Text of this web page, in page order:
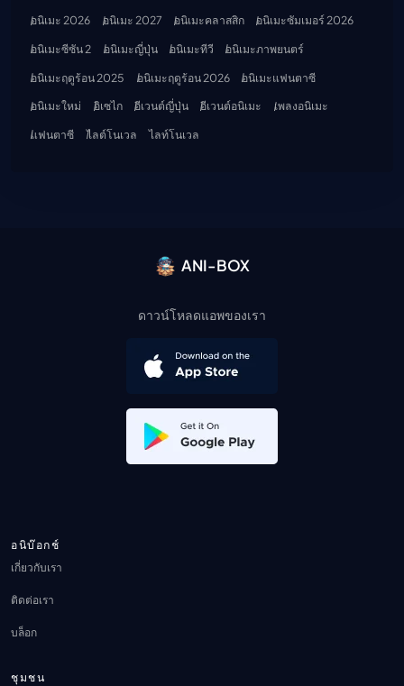
อนิเมะ 2026
อนิเมะ 2027 อนิเมะคลาสสิก
อนิเมะซัมเมอร์ 2026
อนิเมะซีซัน 2
อนิเมะญี่ปุ่น อนิเมะทีวี
อนิเมะภาพยนตร์
อนิเมะฤดูร้อน 2025
อนิเมะฤดูร้อน 2026
อนิเมะแฟนตาซี
อนิเมะใหม่
อิเซไก อีเวนต์ญี่ปุ่น อีเวนต์อนิเมะ
เพลงอนิเมะ
แฟนตาซี
ไลต์โนเวล ไลท์โนเวล
ANI-BOX
ดาวน์โหลดแอพของเรา
อนิบ๊อกช์
เกี่ยวกับเรา
ติดต่อเรา
บล็อก
ชุมชน